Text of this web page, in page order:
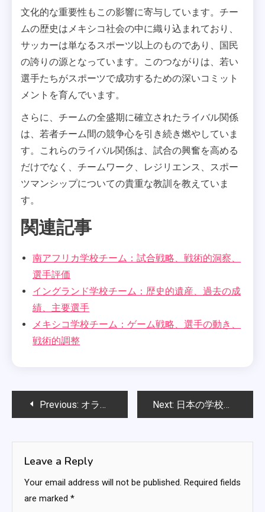
文化的な重要性もこの影響に寄与しています。チー
ムの歴史はメキシコ社会の中に織り込まれており、
サッカーは単なるスポーツ以上のものであり、国民
の誇りの源となっています。このつながりは、若い
選手たちがスポーツで成功するための深いコミット
メントを育んでいます。
さらに、チームの全盛期に確立されたライバル関係
は、若者チーム間の競争心を引き続き燃やしていま
す。これらのライバル関係は、試合の興奮を高める
だけでなく、チームワーク、レジリエンス、スポー
ツマンシップについての貴重な教訓を教えていま
す。
関連記事
南アフリカ学校チーム：試合戦略、戦術的洞察、
選手評価
イングランド学校チーム：歴史的遺産、過去の成
績、主要選手
メキシコ学校チーム：ゲーム戦略、選手の動き、
戦術的調整
PostPrevious: オランダ学校チーム：歴史的比較、試合戦略、選手のパフォーマンス Next: 日本の学校チーム：歴史的進展、試合記録、選手の貢献
Leave a Reply
Your email address will not be published. Required fields
are marked *